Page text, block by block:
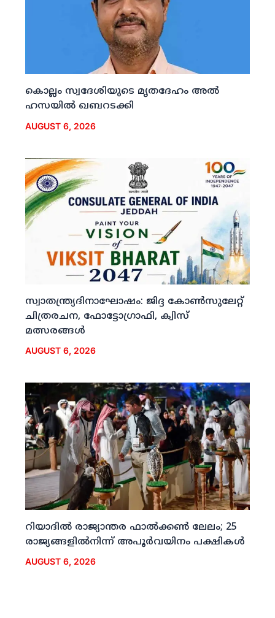
കൊല്ലം സ്വദേശിയുടെ മൃതദേഹം അല്‍
ഹസയില്‍ ഖബറടക്കി
AUGUST 6, 2026
സ്വാതന്ത്ര്യദിനാഘോഷം: ജിദ്ദ കോണ്‍സുലേറ്റ്
ചിത്രരചന, ഫോട്ടോഗ്രാഫി, ക്വിസ്
മത്സരങ്ങള്‍
AUGUST 6, 2026
റിയാദില്‍ രാജ്യാന്തര ഫാല്‍ക്കണ്‍ ലേലം; 25
രാജ്യങ്ങളില്‍നിന്ന് അപൂര്‍വയിനം പക്ഷികള്‍
AUGUST 6, 2026